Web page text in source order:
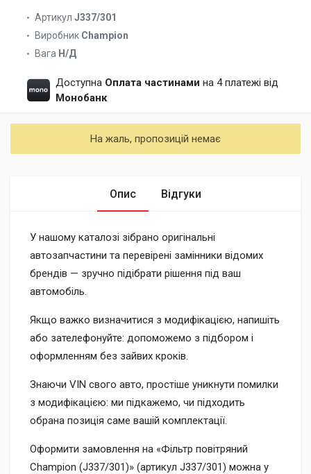
Артикул J337/301
Виробник Champion
Вага Н/Д
Доступна Оплата частинами на 4 платежі від
Монобанк
На жаль, пропозицій немає
Опис Відгуки
У нашому каталозі зібрано оригінальні
автозапчастини та перевірені замінники відомих
брендів — зручно підібрати рішення під ваш
автомобіль.
Якщо важко визначитися з модифікацією, напишіть
або зателефонуйте: допоможемо з підбором і
оформленням без зайвих кроків.
Знаючи VIN свого авто, простіше уникнути помилки
з модифікацією: ми підкажемо, чи підходить
обрана позиція саме вашій комплектації.
Оформити замовлення на «Фільтр повітряний
Champion (J337/301)» (артикул J337/301) можна у